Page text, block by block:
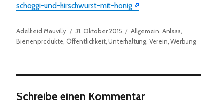
schoggi-und-hirschwurst-mit-honig
Autor
Adelheid Mauvilly
Veröffentlicht
am
31. Oktober 2015 Kategorien
Allgemein ,Anlass
Bienenprodukte Öffentlichkeit ,Unterhaltung ,Verein ,Werbung
Schreibe einen Kommentar